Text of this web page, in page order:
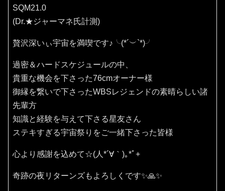
SQM21.0
(Dr.★ジャーマネ氏計測)
贅沢深いぃ宇宙を満喫です♪⁠╰⁠(⁠*⁠´⁠︶⁠`⁠*⁠)⁠╯
過密＆ハードスケジュールの中、
貴重な機会を下さった76cmオーナー様
御縁を繋いで下さったWBSレジェンドの素晴らしい諸
先輩方
知識と経験を与えて下さる星友さん
ステキすぎる宇宙祭りをご一緒下さった皆様
心より感謝を込めて☆(⁠人⁠*⁠´⁠∀⁠｀⁠)⁠｡⁠*ﾟ⁠+
奇跡の夜リターンズもよろしくです✨🙏✨️